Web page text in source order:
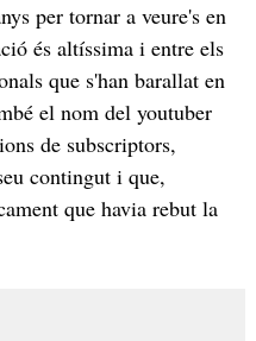
per tornar a veure's en
és altíssima i entre els
que s'han barallat en
el nom del youtuber
de subscriptors,
contingut i que,
que havia rebut la